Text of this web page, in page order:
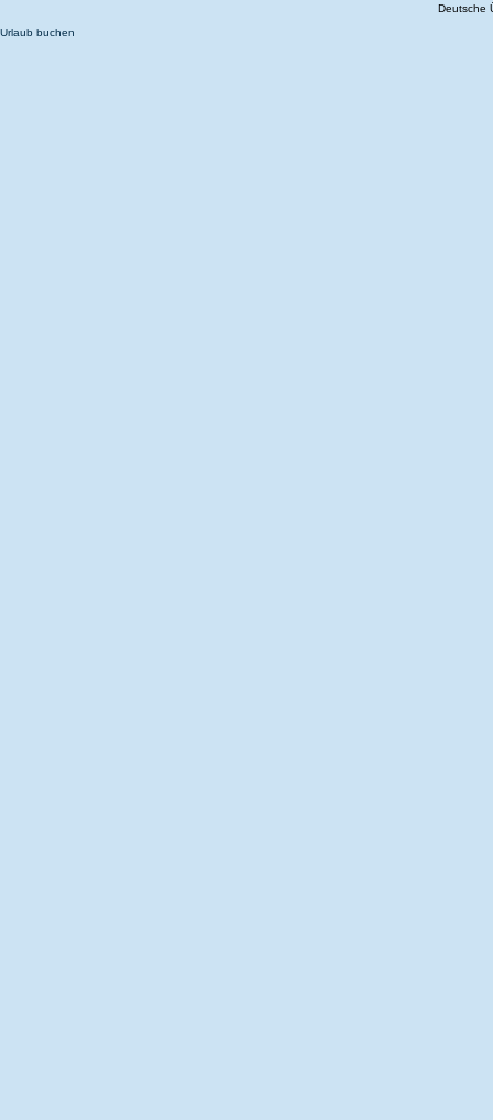
Deutsche
Urlaub buchen